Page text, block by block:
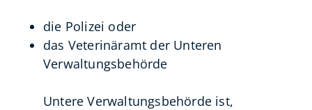
die Polizei oder
das Veterinäramt der Unteren
Verwaltungsbehörde
Untere Verwaltungsbehörde ist,